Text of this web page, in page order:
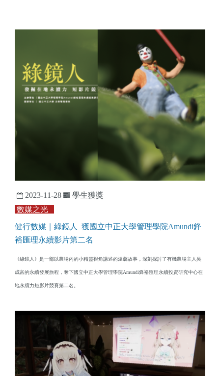
2023-11-28
學生獲獎
數媒之光
健行數媒｜綠鏡人 獲國立中正大學管理學院Amundi鋒
裕匯理永續影片第二名
《綠鏡人》是一部以農場內的小精靈視角講述的溫馨故事，深刻探討了有機農場主人吳
成富的永續發展旅程，奪下國立中正大學管理學院Amundi鋒裕匯理永續投資研究中心在
地永續力短影片競賽第二名。